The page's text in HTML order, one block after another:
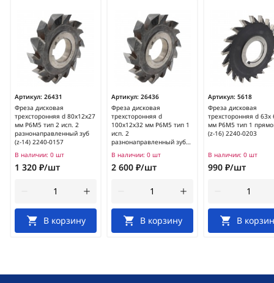
Артикул: 26431
Фреза дисковая
трехсторонняя d 80х12х27
мм Р6М5 тип 2 исп. 2
разнонаправленный зуб
(z-14) 2240-0157
В наличии: 0 шт
1 320 ₽/шт
В корзину
Артикул: 26436
Фреза дисковая
трехсторонняя d
100х12х32 мм Р6М5 тип 1
исп. 2
разнонаправленный зуб
(z-14) 2240-0161
В наличии: 0 шт
2 600 ₽/шт
В корзину
Артикул: 5618
Фреза дисковая
трехсторонняя d 63х
мм Р6М5 тип 1
(z-16) 2240-0203
В наличии: 0 шт
990 ₽/шт
В